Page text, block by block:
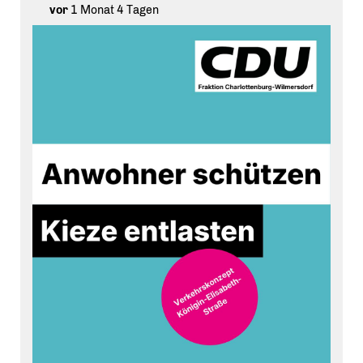
Ein großes Dankeschön an alle Beteiligten, die diesen
Blau-Weiss für die Gastfreundschaft! 🙌
Berlin gestaltet man am besten gemeinsam.
vor1 Monat 4 Tagen